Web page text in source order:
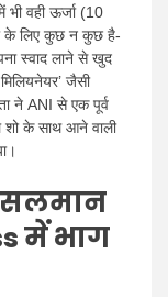
भी वही ऊर्जा (10
के लिए कुछ न कुछ है-
स्वाद लाने से खुद
जैसी
ने ANI से एक पूर्व
शो के साथ आने वाली
सलमान
में भाग